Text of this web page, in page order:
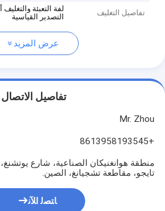
تفاصيل التغليف
لفة التعبئة والتغليف
التصدير القياسية
عرض المزيد
تفاصيل الاتصال
Mr. Zhou
+8613958193545
منطقة هوانغنيكان الصناعية، شارع
تايجو، مقاطعة تشجيانغ، الصين.
ﺎﺘﺼﻟ ﺍﻶﻧ